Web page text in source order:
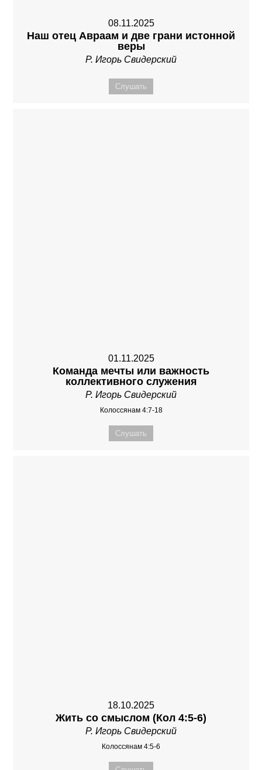
08.11.2025
Наш отец Авраам и две грани истонной
веры
Р. Игорь Свидерский
Слушать
01.11.2025
Команда мечты или важность
коллективного служения
Р. Игорь Свидерский
Колоссянам 4:7-18
Слушать
18.10.2025
Жить со смыслом (Кол 4:5-6)
Р. Игорь Свидерский
Колоссянам 4:5-6